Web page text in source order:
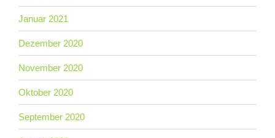
Januar 2021
Dezember 2020
November 2020
Oktober 2020
September 2020